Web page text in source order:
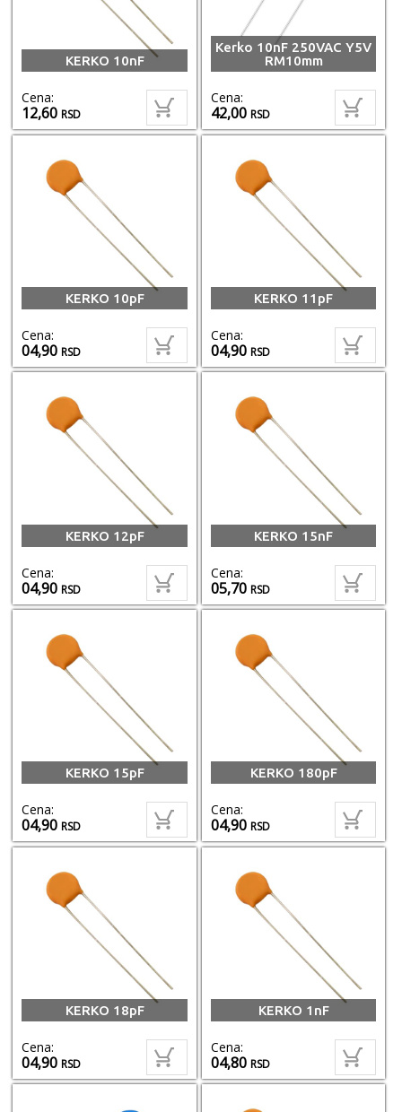
KERKO 10nF
Cena:
12,60RSD
Kerko 10nF 250VAC Y5V
RM10mm
Cena:
42,00RSD
KERKO 10pF
Cena:
04,90RSD
KERKO 11pF
Cena:
04,90RSD
KERKO 12pF
Cena:
04,90RSD
KERKO 15nF
Cena:
05,70RSD
KERKO 15pF
Cena:
04,90RSD
KERKO 180pF
Cena:
04,90RSD
KERKO 18pF
Cena:
04,90RSD
KERKO 1nF
Cena:
04,80RSD